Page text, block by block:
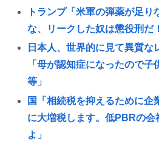
トランプ「米軍の弾薬が足り
な、リークした奴は懲役刑だ
日本人、世界的に見て異質な
「母が認知症になったので子
等」
国「相続税を抑えるために企
に大増税します。低PBRの会
よ」